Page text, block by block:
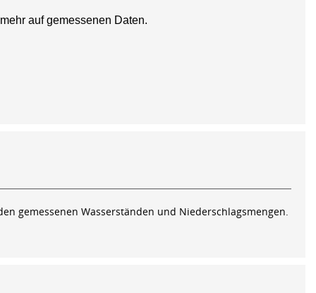
auf gemessenen Daten.
gemessenen Wasserständen und Niederschlagsmengen.